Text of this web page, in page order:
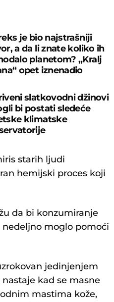
je bio najstrašniji
a da li znate koliko ih
planetom? „Kralj
opet iznenadio
slatkovodni džinovi
bi postati sledeće
klimatske
starih ljudi
hemijski proces koji
da bi konzumiranje
moglo pomoći
jedinjenjem
kad se masne
mastima kože,